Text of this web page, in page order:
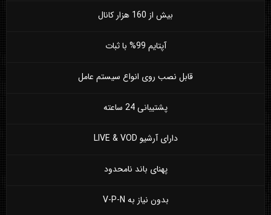
بیش از 160 هزار کانال
آپتایم 99% با ثبات
قابل نصب روی انواع سیستم عامل
پشتیبانی 24 ساعته
دارای آرشیو LIVE & VOD
پهنای باند نامحدود
بدون نیاز به V-P-N